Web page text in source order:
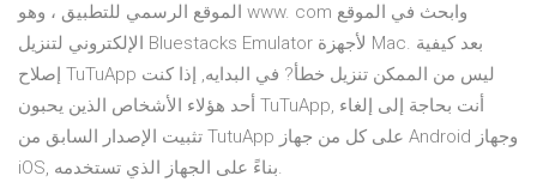
الموقع الرسمي للتطبيق ، وهو www. com وابحث في الموقع
الإلكتروني لتنزيل Bluestacks Emulator لأجهزة Mac. بعد كيفية
إصلاح TuTuApp ليس من الممكن تنزيل خطأ? في البدايه, إذا كنت
أحد هؤلاء الأشخاص الذين يحبون TuTuApp, أنت بحاجة إلى إلغاء
تثبيت الإصدار السابق من TutuApp على كل من جهاز Android وجهاز
iOS, بناءً على الجهاز الذي تستخدمه.